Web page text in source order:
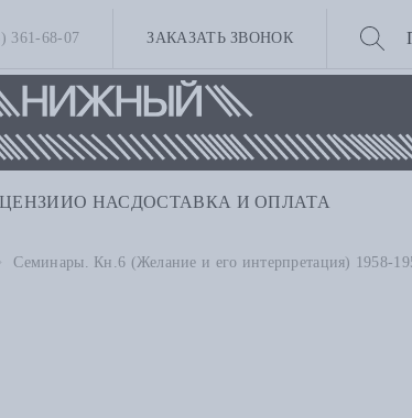
361-68-07 ЗАКАЗАТЬ ЗВОНОК
О НАС ДОСТАВКА И ОПЛАТА
Семинары. Кн.6 (Желание и его интерпретация) 1958-